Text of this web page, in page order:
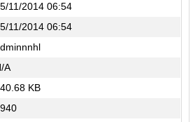
11/2014 06:54
11/2014 06:54
A
KB